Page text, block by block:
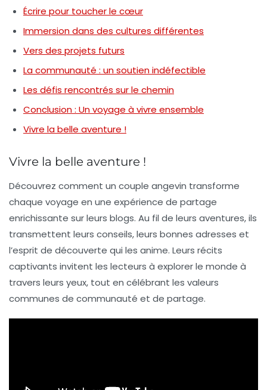
Écrire pour toucher le cœur
Immersion dans des cultures différentes
Vers des projets futurs
La communauté : un soutien indéfectible
Les défis rencontrés sur le chemin
Conclusion : Un voyage à vivre ensemble
Vivre la belle aventure !
Vivre la belle aventure !
Découvrez comment un couple angevin transforme
chaque voyage en une expérience de partage
enrichissante sur leurs blogs. Au fil de leurs aventures, ils
transmettent leurs conseils, leurs bonnes adresses et
l’esprit de découverte qui les anime. Leurs récits
captivants invitent les lecteurs à explorer le monde à
travers leurs yeux, tout en célébrant les valeurs
communes de communauté et de partage.